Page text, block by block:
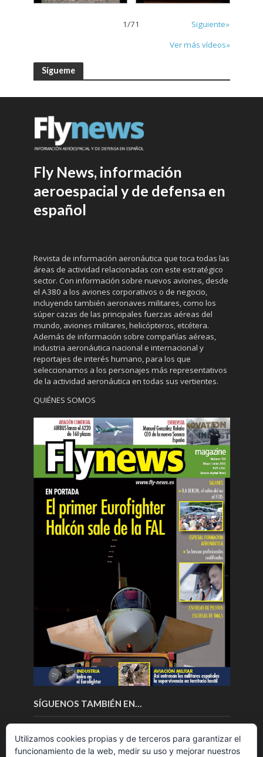
1/71
Siguiente»
Ver más vídeos»
Sígueme
Fly News, información
aeroespacial y de defensa en
español
Revista de información aeronáutica que toca todas las
áreas de actividad relacionadas con este estratégico
sector. Con información sobre nuevos aviones, desde
el A380 a los aviones corporativos o de negocio,
incluyendo también aeronaves militares, como los
súper cazas de las principales fuerzas aéreas del
mundo, aviones militares, helicópteros, etcétera.
Además de información sobre compañías aéreas,
industria aeronáutica nacional e internacional y
reportajes de interés humano, para los que
seleccionamos a los personajes más representativos
de la actividad aeronáutica en todas sus vertientes.
QUIÉNES SOMOS
SÍGUENOS TAMBIÉN EN…
Utilizamos cookies propias y de terceros para garantizar el
funcionamiento de la web, medir su uso y mejorar nuestros